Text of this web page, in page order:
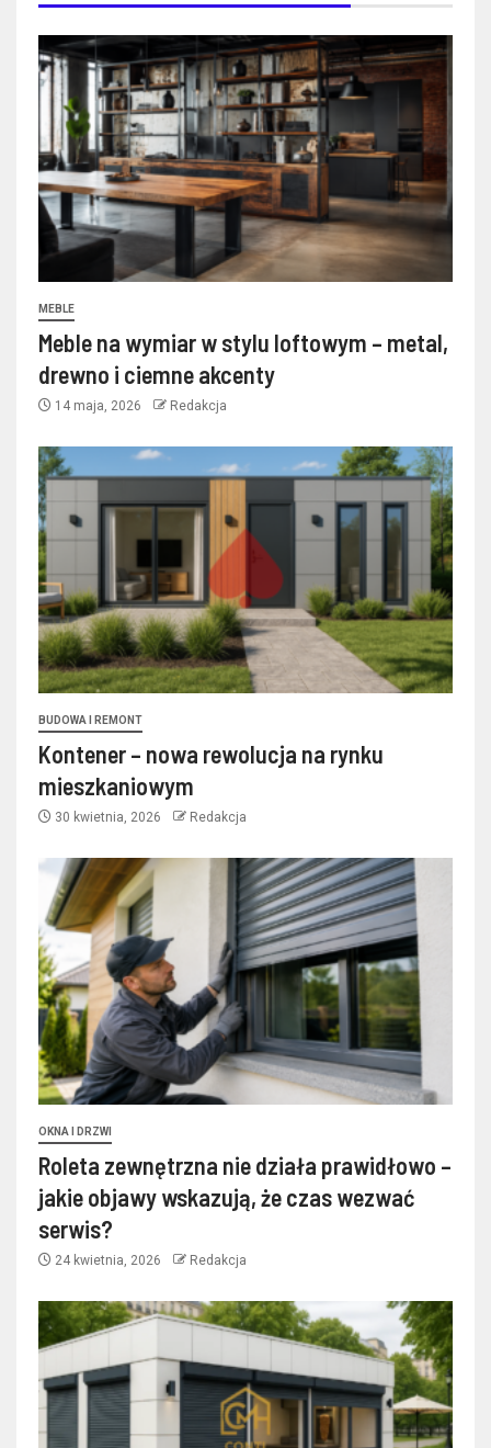
MEBLE
Meble na wymiar w stylu loftowym – metal,
drewno i ciemne akcenty
14 maja, 2026 Redakcja
BUDOWA I REMONT
Kontener – nowa rewolucja na rynku
mieszkaniowym
30 kwietnia, 2026 Redakcja
OKNA I DRZWI
Roleta zewnętrzna nie działa prawidłowo –
jakie objawy wskazują, że czas wezwać
serwis?
24 kwietnia, 2026 Redakcja